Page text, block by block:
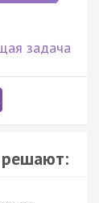
задача
решают: